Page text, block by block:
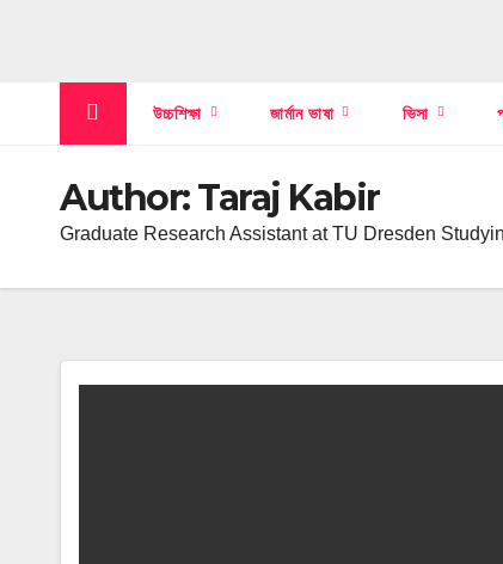
উচ্চশিক্ষা জার্মান ভাষা ভিসা
Author:Taraj Kabir
Graduate Research Assistant at TU Dresden